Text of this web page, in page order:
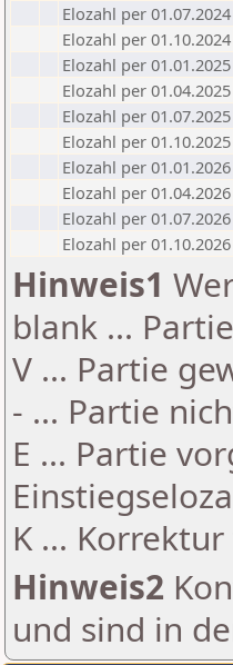
Elozahl per 01.07.2024
Elozahl per 01.10.2024
Elozahl per 01.01.2025
Elozahl per 01.04.2025
Elozahl per 01.07.2025
Elozahl per 01.10.2025
Elozahl per 01.01.2026
Elozahl per 01.04.2026
Elozahl per 01.07.2026
Elozahl per 01.10.2026
Hinweis1
blank ...
V ... Partie
- ... Partie
E ... Partie
K ...
Hinweis2
und sind in